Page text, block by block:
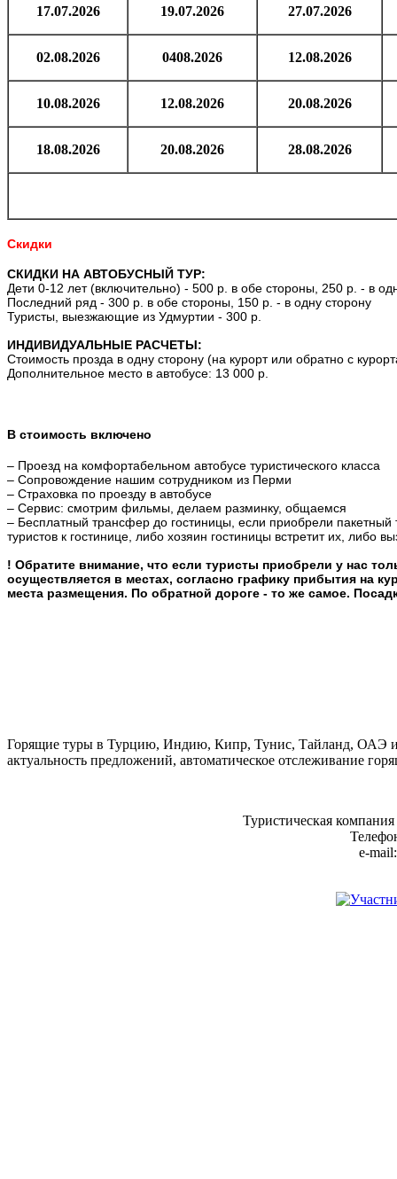
17.07.2026 19.07.2026 27.07.2026
02.08.2026 0408.2026 12.08.2026
10.08.2026 12.08.2026 20.08.2026
18.08.2026 20.08.2026 28.08.2026
Скидки
СКИДКИ НА АВТОБУСНЫЙ ТУР:
Дети 0-12 лет (включительно) - 500 р. в обе стороны, 250 р. - в
Последний ряд - 300 р. в обе стороны, 150 р. - в одну сторону
Туристы, выезжающие из Удмуртии - 300 р.
ИНДИВИДУАЛЬНЫЕ РАСЧЕТЫ:
Стоимость прозда в одну сторону (на курорт или обратно с
Дополнительное место в автобусе: 13 000 р.
В стоимость включено
– Проезд на комфортабельном автобусе туристического класса
– Сопровождение нашим сотрудником из Перми
– Страховка по проезду в автобусе
– Сервис: смотрим фильмы, делаем разминку, общаемся
– Бесплатный трансфер до гостиницы, если приобрели
туристов к гостинице, либо хозяин гостиницы встретит их, либо
! Обратите внимание, что если туристы приобрели у нас
осуществляется в местах, согласно графику прибытия на
места размещения. По обратной дороге - то же самое.
Горящие туры в Турцию, Индию, Кипр, Тунис, Тайланд, ОАЭ и
актуальность предложений, автоматическое отслеживание
Туристическая
e-